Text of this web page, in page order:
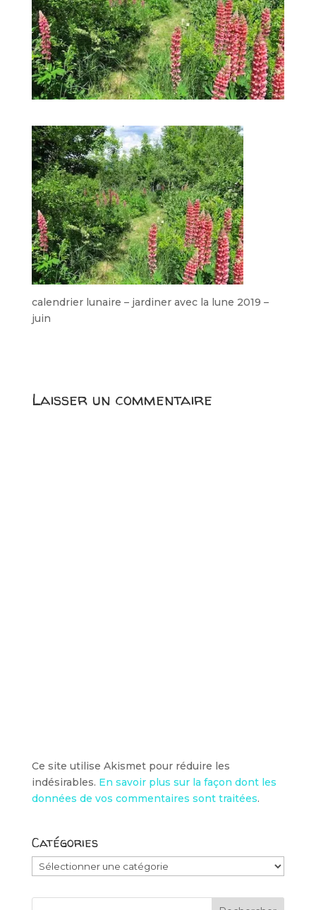
calendrier lunaire – jardiner avec la lune 2019 –
juin
Laisser un commentaire
Ce site utilise Akismet pour réduire les
indésirables. En savoir plus sur la façon dont les
données de vos commentaires sont traitées.
Catégories
Catégories